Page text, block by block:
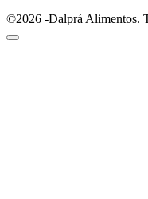
©2026 -Dalprá Alimentos.